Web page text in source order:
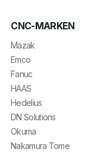
CNC-MARKEN
Mazak
Emco
Fanuc
HAAS
Hedelius
DN Solutions
Okuma
Nakamura Tome